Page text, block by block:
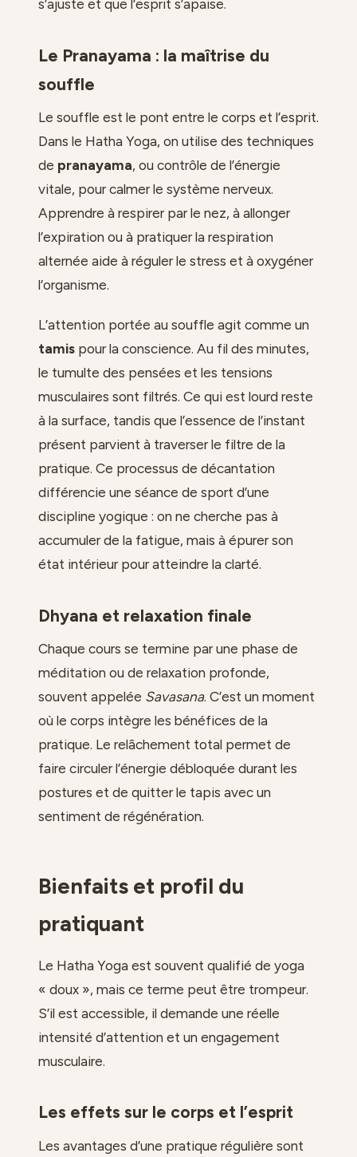
s’ajuste et que l’esprit s’apaise.
Le Pranayama : la maîtrise du
souffle
Le souffle est le pont entre le corps et l’esprit.
Dans le Hatha Yoga, on utilise des techniques
de pranayama, ou contrôle de l’énergie
vitale, pour calmer le système nerveux.
Apprendre à respirer par le nez, à allonger
l’expiration ou à pratiquer la respiration
alternée aide à réguler le stress et à oxygéner
l’organisme.
L’attention portée au souffle agit comme un
tamis pour la conscience. Au fil des minutes,
le tumulte des pensées et les tensions
musculaires sont filtrés. Ce qui est lourd reste
à la surface, tandis que l’essence de l’instant
présent parvient à traverser le filtre de la
pratique. Ce processus de décantation
différencie une séance de sport d’une
discipline yogique : on ne cherche pas à
accumuler de la fatigue, mais à épurer son
état intérieur pour atteindre la clarté.
Dhyana et relaxation finale
Chaque cours se termine par une phase de
méditation ou de relaxation profonde,
souvent appelée Savasana. C’est un moment
où le corps intègre les bénéfices de la
pratique. Le relâchement total permet de
faire circuler l’énergie débloquée durant les
postures et de quitter le tapis avec un
sentiment de régénération.
Bienfaits et profil du
pratiquant
Le Hatha Yoga est souvent qualifié de yoga
« doux », mais ce terme peut être trompeur.
S’il est accessible, il demande une réelle
intensité d’attention et un engagement
musculaire.
Les effets sur le corps et l’esprit
Les avantages d’une pratique régulière sont